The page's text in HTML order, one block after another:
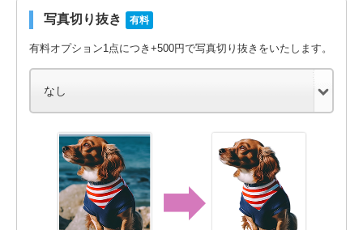
写真切り抜き 有料
有料オプション1点につき+500円で写真切り抜きをいたします。